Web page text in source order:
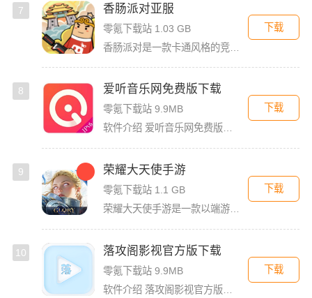
7 香肠派对亚服
零氪下载站 1.03 GB
下载
8 爱听音乐网免费版下载
零氪下载站 9.9MB
软件介绍 爱听音乐网免费版是一款功能强大的歌曲播放软件，无论你是喜欢流行金曲、经典老歌，还是小众独立音乐，
下载
9 荣耀大天使手游
零氪下载站 1.1 GB
下载
10 落攻阁影视官方版下载
零氪下载站 9.9MB
下载